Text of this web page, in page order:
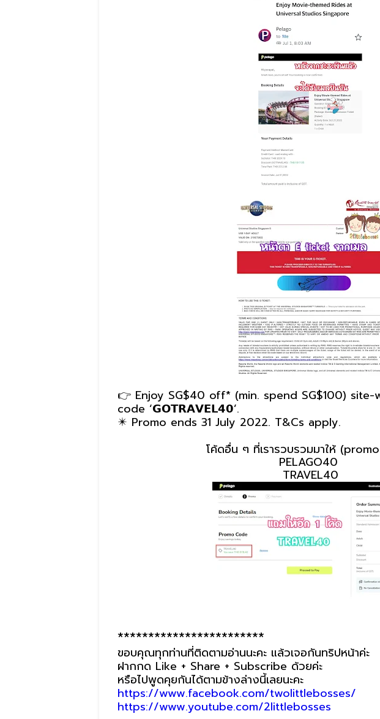
👉 Enjoy SG$40 off* (min. spend SG$100)
code ‘𝗚𝗢𝗧𝗥𝗔𝗩𝗘𝗟𝟰𝟬’.
✴️ Promo ends 31 July 2022. T&Cs apply.
โค้ดอื่น ๆ ที่เรารวบรวมมาให้
PELAGO40
TRAVEL40
************************
ขอบคุณทุกท่านที่ติดตามอ่านนะคะ แล้วเจอกันทริปหน้าค่ะ
ฝากกด Like + Share + Subscribe ด้วยค่ะ
หรือไปพูดคุยกันได้ตามข้างล่างนี้เลยนะคะ
https://www.facebook.com/twolittlebosses/
https://www.youtube.com/2littlebosses